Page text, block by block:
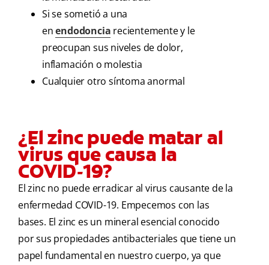
Si se sometió a una
enendodoncia recientemente y le
preocupan sus niveles de dolor,
inflamación o molestia
Cualquier otro síntoma anormal
¿El zinc puede matar al
virus que causa la
COVID-19?
El zinc no puede erradicar al virus causante de la
enfermedad COVID-19. Empecemos con las
bases. El zinc es un mineral esencial conocido
por sus propiedades antibacteriales que tiene un
papel fundamental en nuestro cuerpo, ya que